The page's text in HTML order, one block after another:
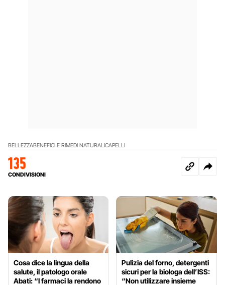
BELLEZZABENEFICI E RIMEDI NATURALICAPELLI
135
CONDIVISIONI
Cosa dice la lingua della
salute, il patologo orale
Abati: “I farmaci la rendono
Pulizia del forno, detergenti
sicuri per la biologa dell’ISS:
“Non utilizzare insieme